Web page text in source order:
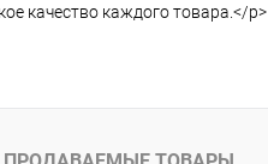
качество каждого товара.</p>